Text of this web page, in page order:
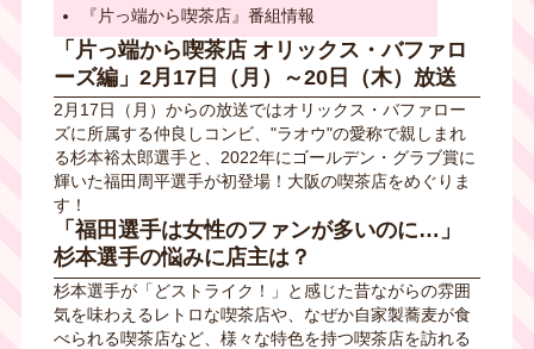
『片っ端から喫茶店』番組情報
「片っ端から喫茶店 オリックス・バファロ
ーズ編」2月17日（月）～20日（木）放送
2月17日（月）からの放送ではオリックス・バファロー
ズに所属する仲良しコンビ、"ラオウ"の愛称で親しまれ
る杉本裕太郎選手と、2022年にゴールデン・グラブ賞に
輝いた福田周平選手が初登場！大阪の喫茶店をめぐりま
す！
「福田選手は女性のファンが多いのに…」
杉本選手の悩みに店主は？
杉本選手が「どストライク！」と感じた昔ながらの雰囲
気を味わえるレトロな喫茶店や、なぜか自家製蕎麦が食
べられる喫茶店など、様々な特色を持つ喫茶店を訪れる